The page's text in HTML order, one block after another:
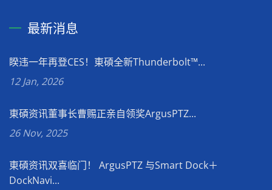
最新消息
睽违一年再登CES！東碩全新Thunderbolt™...
12 Jan, 2026
東碩资讯董事长曹赐正亲自领奖ArgusPTZ...
26 Nov, 2025
東碩资讯双喜临门！ ArgusPTZ 与Smart Dock＋
DockNavi...